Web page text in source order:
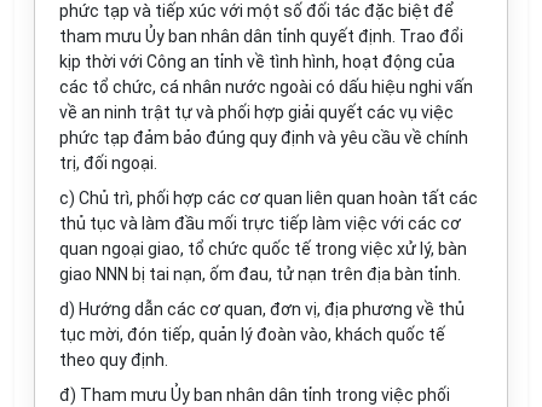
phức tạp và tiếp xúc với một số đối tác đặc biệt để
tham mưu Ủy ban nhân dân tỉnh quyết định. Trao đổi
kịp thời với Công an tỉnh về tình hình, hoạt động của
các tổ chức, cá nhân nước ngoài có dấu hiệu nghi vấn
về an ninh trật tự và phối hợp giải quyết các vụ việc
phức tạp đảm bảo đúng quy định và yêu cầu về chính
trị, đối ngoại.
c) Chủ trì, phối hợp các cơ quan liên quan hoàn tất các
thủ tục và làm đầu mối trực tiếp làm việc với các cơ
quan ngoại giao, tổ chức quốc tế trong việc xử lý, bàn
giao NNN bị tai nạn, ốm đau, tử nạn trên địa bàn tỉnh.
d) Hướng dẫn các cơ quan, đơn vị, địa phương về thủ
tục mời, đón tiếp, quản lý đoàn vào, khách quốc tế
theo quy định.
đ) Tham mưu Ủy ban nhân dân tỉnh trong việc phối